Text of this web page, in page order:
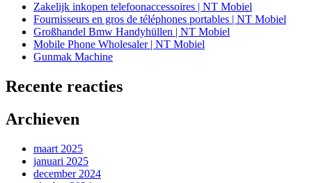
Zakelijk inkopen telefoonaccessoires | NT Mobiel
Fournisseurs en gros de téléphones portables | NT Mobiel
Großhandel Bmw Handyhüllen | NT Mobiel
Mobile Phone Wholesaler | NT Mobiel
Gunmak Machine
Recente reacties
Archieven
maart 2025
januari 2025
december 2024